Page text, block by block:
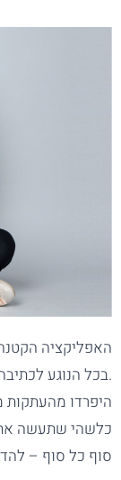
האפליקציה
בכל הנוגע לכתיבה בשפה הנכתבת מימין לשמאל.
היפרדו
כלשהי שתעשה
סוף כל סוף –